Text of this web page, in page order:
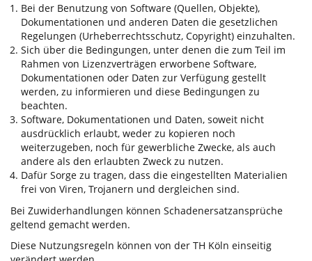
Bei der Benutzung von Software (Quellen, Objekte),
Dokumentationen und anderen Daten die gesetzlichen
Regelungen (Urheberrechtsschutz, Copyright) einzuhalten.
Sich über die Bedingungen, unter denen die zum Teil im
Rahmen von Lizenzverträgen erworbene Software,
Dokumentationen oder Daten zur Verfügung gestellt
werden, zu informieren und diese Bedingungen zu
beachten.
Software, Dokumentationen und Daten, soweit nicht
ausdrücklich erlaubt, weder zu kopieren noch
weiterzugeben, noch für gewerbliche Zwecke, als auch
andere als den erlaubten Zweck zu nutzen.
Dafür Sorge zu tragen, dass die eingestellten Materialien
frei von Viren, Trojanern und dergleichen sind.
Bei Zuwiderhandlungen können Schadenersatzansprüche
geltend gemacht werden.
Diese Nutzungsregeln können von der TH Köln einseitig